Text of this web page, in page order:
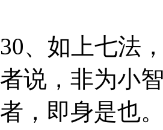
30、如上七法
者说，非为小
者，即身是也